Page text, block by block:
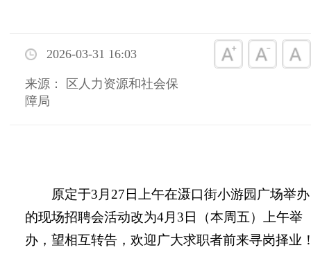
2026-03-31 16:03
来源： 区人力资源和社会保
障局
原定于3 月 27日上午在滠口街小游园广场举办
的现场招聘会活动改为4月 3日（本周五）上午举
办，望相互转告，欢迎广大求职者前来寻岗择业